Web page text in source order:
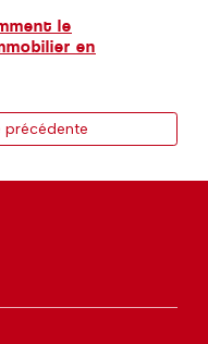
le
en
précédente